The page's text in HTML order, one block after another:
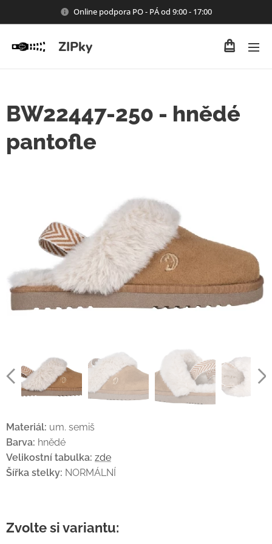
Online podpora PO - PÁ od 9:00 - 17:00
ZIPky
BW22447-250 - hnědé
pantofle
Materiál: um. semiš
Barva: hnědé
Velikostní tabulka: zde
Šířka stelky: NORMÁLNÍ
Zvolte si variantu: